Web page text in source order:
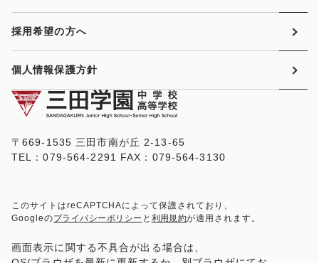
〒669-1535 三田市南が丘 2-13-65
TEL：079-564-2291 FAX：079-564-3130
このサイトはreCAPTCHAによって保護されており、
Googleのプライバシーポリシー と 利用規約が適用されます。
画面表示に関する不具合が出る場合は、
採用希望の方へ
個人情報保護方針